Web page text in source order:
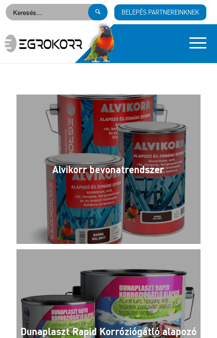
BELEPÉS PARTNEREINKNEK
Alvikorr bevonatrendszer
Dunaplaszt Rapid Korróziógátló alapozó